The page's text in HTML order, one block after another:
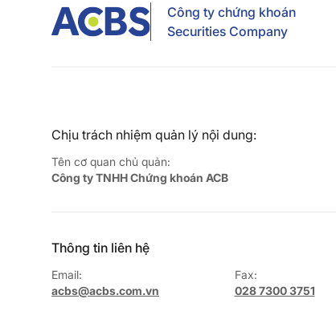
Công ty chứng khoán
Securities Company
Chịu trách nhiệm quản lý nội dung:
Tên cơ quan chủ quản:
Công ty TNHH Chứng khoán ACB
Thông tin liên hệ
Email:
acbs@acbs.com.vn
Fax:
028 7300 3751